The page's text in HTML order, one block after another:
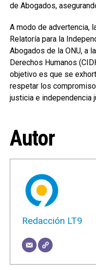
de Abogados,
A modo de advertencia,
Relatoría para la
Abogados de la ONU, a
Derechos Humanos
objetivo es que se
respetar los
justicia e independencia
Autor
Redacción LT9